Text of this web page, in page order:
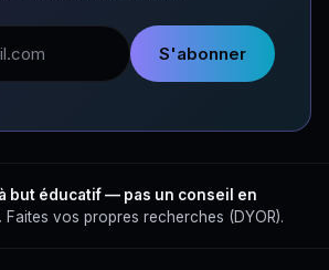
S'abonner
but éducatif — pas un conseil en
Faites vos propres recherches (DYOR).